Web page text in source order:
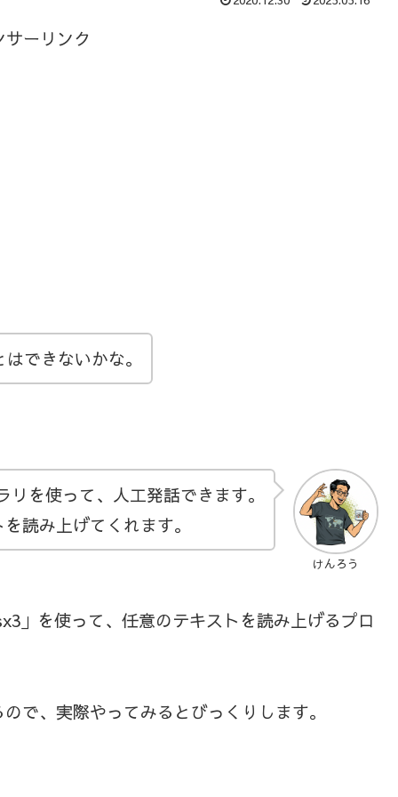
サーリンク
できないかな。
けんろう
を使って、人工発話できます。
読み上げてくれます。
」を使って、任意のテキストを読み上げるプロ
で、実際やってみるとびっくりします。